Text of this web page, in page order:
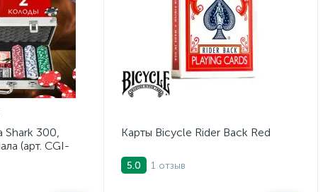
Shark 300,
(арт. CGI-
Карты Bicycle Rider Back Red
5.0 1 отзыв